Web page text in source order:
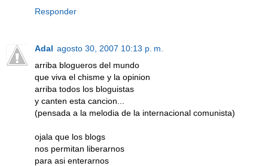
Responder
Adal agosto 30, 2007 10:13 p. m.
arriba blogueros del mundo
que viva el chisme y la opinion
arriba todos los bloguistas
y canten esta cancion...
(pensada a la melodia de la internacional comunista)
ojala que los blogs
nos permitan liberarnos
para asi enterarnos